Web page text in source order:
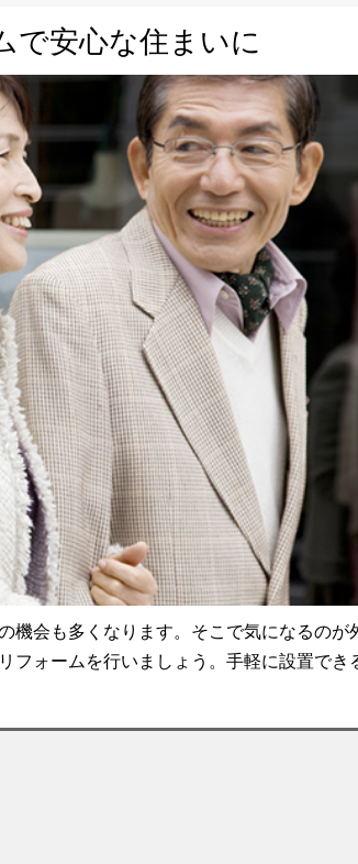
で安心な住まいに
機会も多くなります。そこで気になるのが
フォームを行いましょう。手軽に設置でき